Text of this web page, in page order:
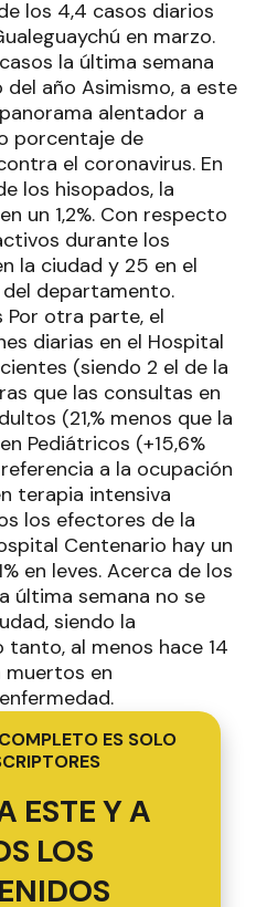
los 4,4 casos diarios
en marzo.
la última semana
del año Asimismo, a este
alentador a
porcentaje de
el coronavirus. En
los hisopados, la
un 1,2%. Con respecto
durante los
la ciudad y 25 en el
departamento.
Por otra parte, el
diarias en el Hospital
(siendo 2 el de la
que las consultas en
(21,% menos que la
Pediátricos (+15,6%
a la ocupación
terapia intensiva
los efectores de la
Centenario hay un
en leves. Acerca de los
última semana no se
siendo la
al menos hace 14
muertos en
ES SOLO
ESTE Y A
LOS